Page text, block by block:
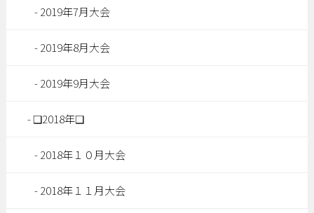
2019年7月大会
2019年8月大会
2019年9月大会
❑2018年❑
2018年１０月大会
2018年１１月大会